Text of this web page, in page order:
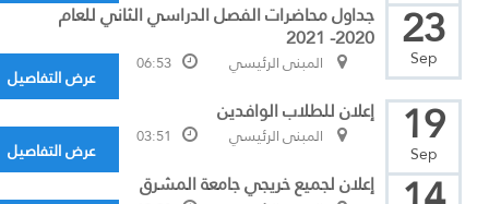
23
Sep
جداول محاضرات الفصل الدراسي الثاني للعام
2020- 2021
المبنى الرئيسي 06:53
عرض التفاصيل
19
Sep
إعلان للطلاب الوافدين
المبنى الرئيسي 03:51
عرض التفاصيل
إعلان لجميع خريجي جامعة المشرق